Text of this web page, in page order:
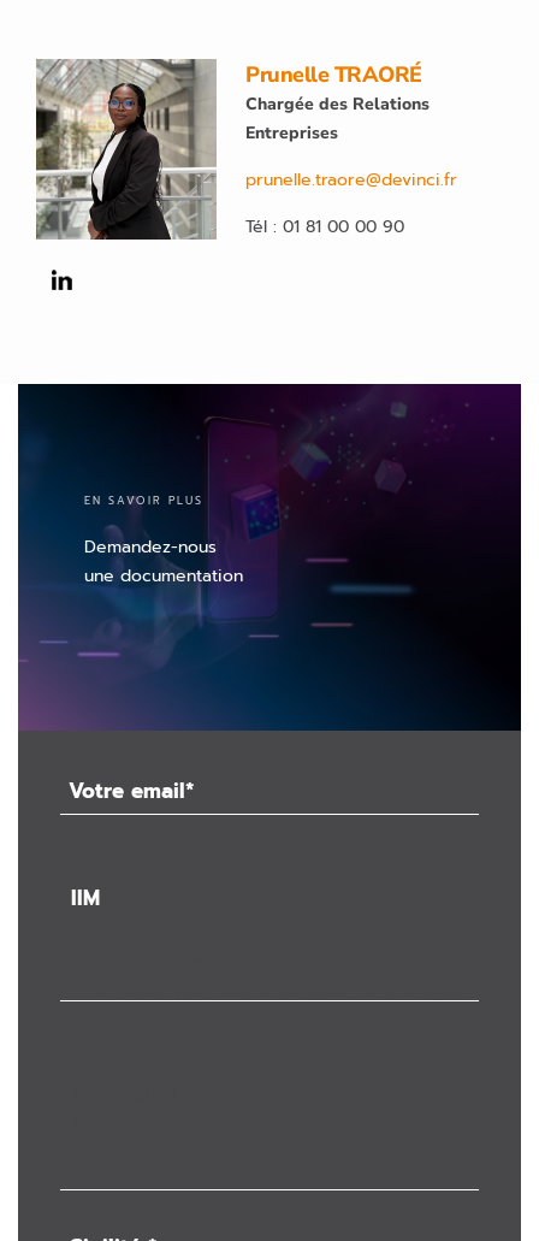
Prunelle TRAORÉ
Chargée des Relations
Entreprises
prunelle.traore@devinci.fr
Tél : 01 81 00 00 90
EN SAVOIR PLUS
Demandez-nous
une documentation